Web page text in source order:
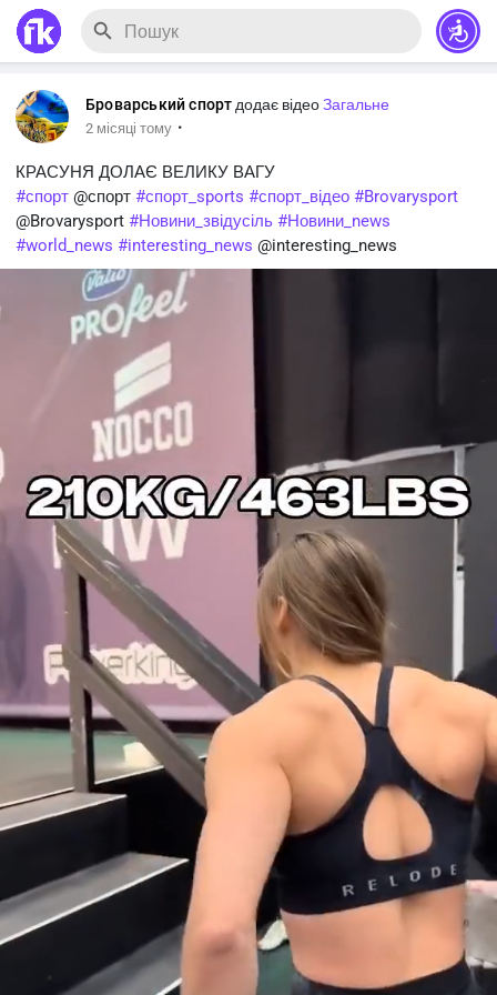
Броварський спорт додає відеоЗагальне
2 місяці тому ·
КРАСУНЯ ДОЛАЄ ВЕЛИКУ ВАГУ
#спорт @спорт #спорт_sports #спорт_відео #Brovarysport
@Brovarysport #Новини_звідусіль #Новини_news
#world_news #interesting_news @interesting_news